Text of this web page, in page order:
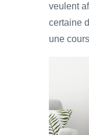
veulent
certaine
une